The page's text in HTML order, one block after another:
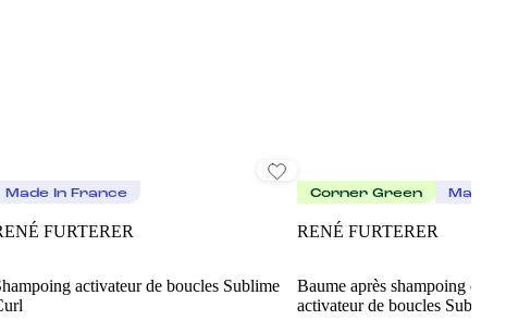
Made In France
FURTERER
activateur de boucles Sublime
Corner Green Made
RENÉ FURTERER
Baume après shampoing
activateur de boucles